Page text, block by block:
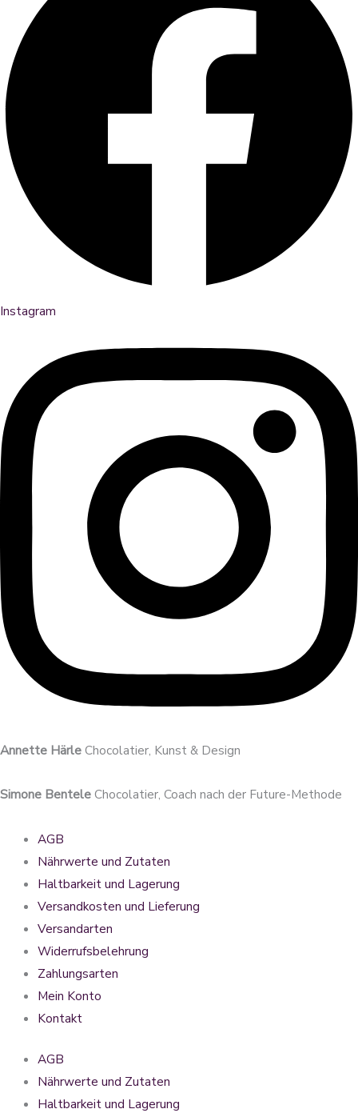
Instagram
Annette HärleChocolatier, Kunst & Design
Simone BenteleChocolatier, Coach nach der Future-Methode
AGB
Nährwerte und Zutaten
Haltbarkeit und Lagerung
Versandkosten und Lieferung
Versandarten
Widerrufsbelehrung
Zahlungsarten
Mein Konto
Kontakt
AGB
Nährwerte und Zutaten
Haltbarkeit und Lagerung